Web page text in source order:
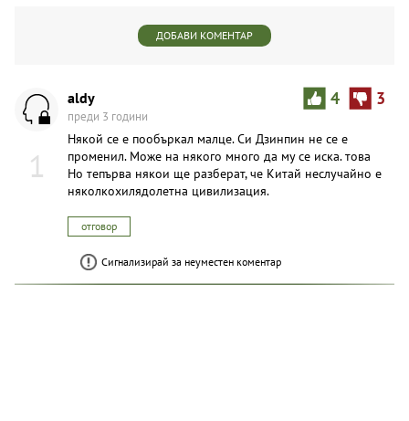
ДОБАВИ КОМЕНТАР
1
4 3
aldy
преди 3 години
Някой се е пообъркал малце. Си Дзинпин не се е
променил. Може на някого много да му се иска. това
Но тепърва някои ще разберат, че Китай неслучайно е
няколкохилядолетна цивилизация.
отговор
Сигнализирай за неуместен коментар